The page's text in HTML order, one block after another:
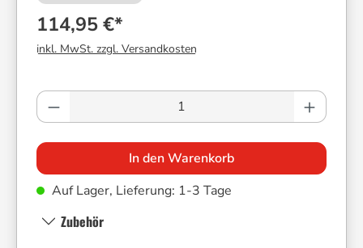
114,95 €*
inkl. MwSt. zzgl. Versandkosten
Produkt Anzahl: Gib den gewünschten
In den Warenkorb
Auf Lager, Lieferung: 1-3 Tage
Zubehör